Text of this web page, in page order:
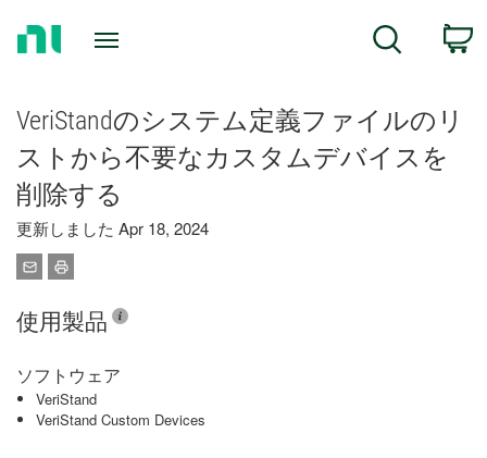
Search
VeriStandのシステム定義ファイルのリ
ストから不要なカスタムデバイスを
削除する
更新しました Apr 18, 2024
使用製品
ソフトウェア
VeriStand
VeriStand Custom Devices